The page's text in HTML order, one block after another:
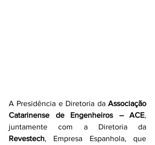
A Presidência e Diretoria da Associação
Catarinense de Engenheiros – ACE,
Revestech, Empresa Espanhola, que